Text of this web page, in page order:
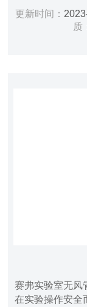
110：1995标准
过ISO9001认证
更新时间：
质
赛弗实验室无风
在实验操作安全